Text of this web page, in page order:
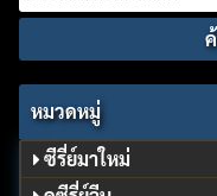
for:
หมวดหมู่
ซีรี่ย์มาใหม่